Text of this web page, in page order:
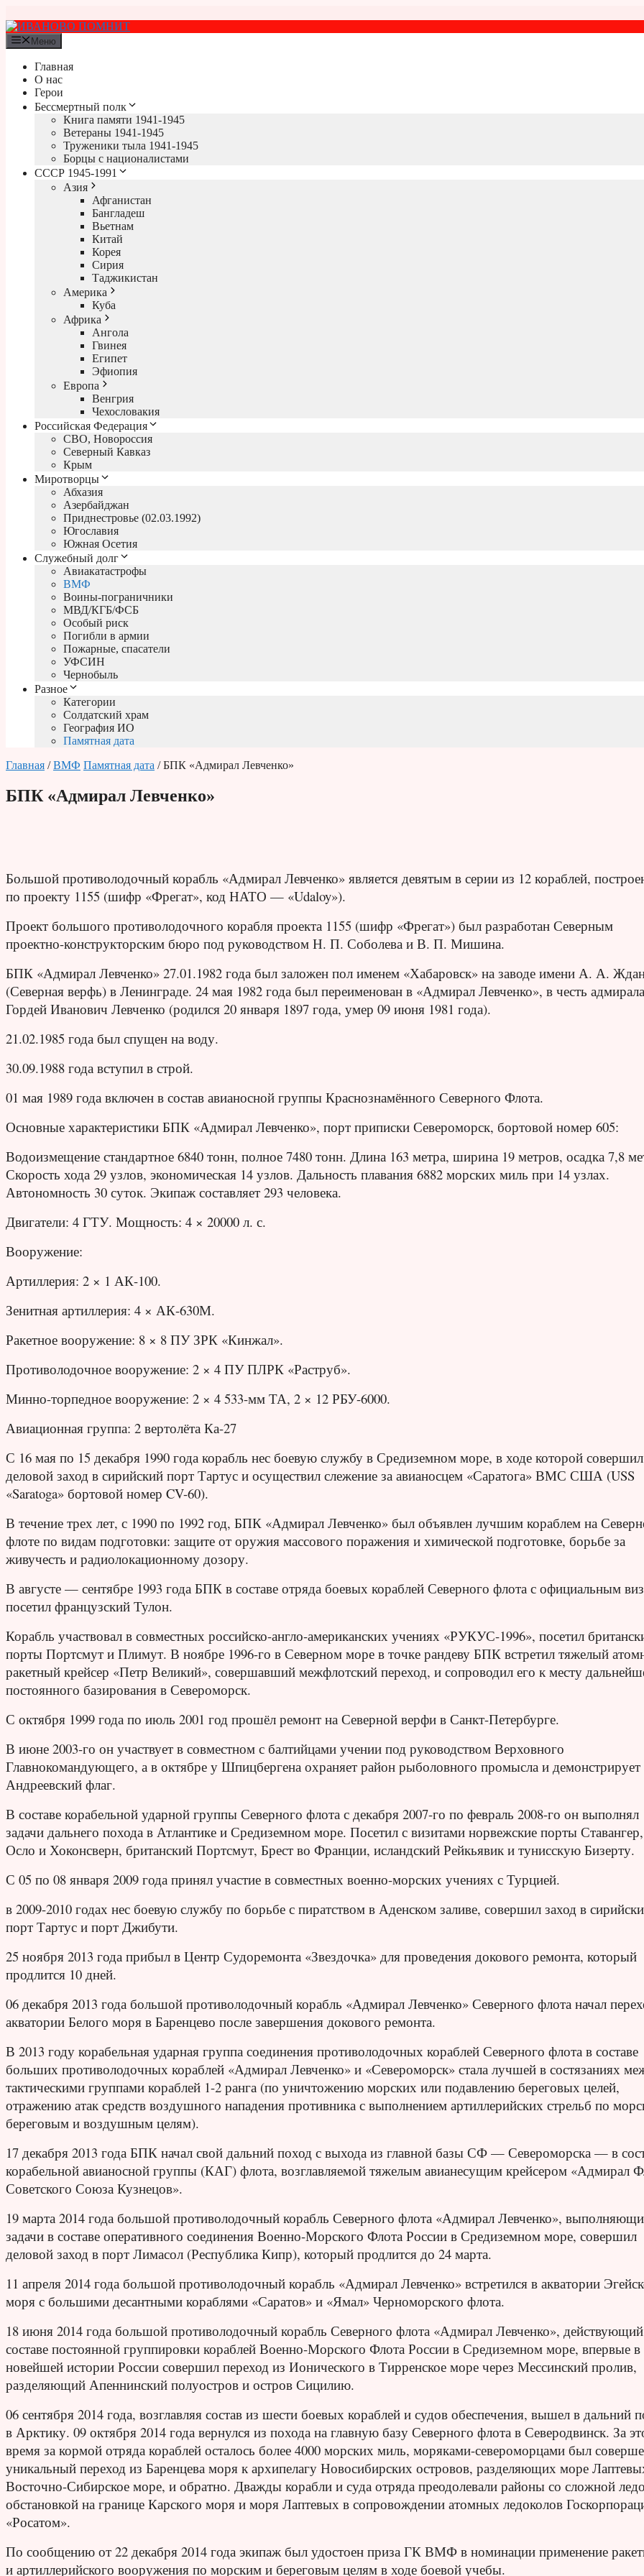
к
содержимому
Меню
Главная
О нас
Герои
Бессмертный полк
Книга памяти 1941-1945
Ветераны 1941-1945
Труженики тыла 1941-1945
Борцы с националистами
СССР 1945-1991
Азия
Афганистан
Бангладеш
Вьетнам
Китай
Корея
Сирия
Таджикистан
Америка
Куба
Африка
Ангола
Гвинея
Египет
Эфиопия
Европа
Венгрия
Чехословакия
Российская Федерация
СВО, Новороссия
Северный Кавказ
Крым
Миротворцы
Абхазия
Азербайджан
Приднестровье (02.03.1992)
Югославия
Южная Осетия
Служебный долг
Авиакатастрофы
ВМФ
Воины-пограничники
МВД/КГБ/ФСБ
Особый риск
Погибли в армии
Пожарные, спасатели
УФСИН
Чернобыль
Разное
Категории
Солдатский храм
География ИО
Памятная дата
Главная /ВМФ Памятная дата / БПК «Адмирал Левченко»
БПК «Адмирал Левченко»
Большой противолодочный корабль «Адмирал Левченко» является девятым в серии из 12 кораблей,
по проекту 1155 (шифр «Фрегат», код НАТО — «Udaloy»).
Проект большого противолодочного корабля проекта 1155 (шифр «Фрегат») был разработан Северным
проектно-конструкторским бюро под руководством Н. П. Соболева и В. П. Мишина.
БПК «Адмирал Левченко» 27.01.1982 года был заложен пол именем «Хабаровск» на заводе имени А. А.
(Северная верфь) в Ленинграде. 24 мая 1982 года был переименован в «Адмирал Левченко», в честь
Гордей Иванович Левченко (родился 20 января 1897 года, умер 09 июня 1981 года).
21.02.1985 года был спущен на воду.
30.09.1988 года вступил в строй.
01 мая 1989 года включен в состав авианосной группы Краснознамённого Северного Флота.
Основные характеристики БПК «Адмирал Левченко», порт приписки Североморск, бортовой номер 605:
Водоизмещение стандартное 6840 тонн, полное 7480 тонн. Длина 163 метра, ширина 19 метров, осадка 7,8
Скорость хода 29 узлов, экономическая 14 узлов. Дальность плавания 6882 морских миль при 14 узлах.
Автономность 30 суток. Экипаж составляет 293 человека.
Двигатели: 4 ГТУ. Мощность: 4 × 20000 л. с.
Вооружение:
Артиллерия: 2 × 1 АК-100.
Зенитная артиллерия: 4 × АК-630М.
Ракетное вооружение: 8 × 8 ПУ ЗРК «Кинжал».
Противолодочное вооружение: 2 × 4 ПУ ПЛРК «Раструб».
Минно-торпедное вооружение: 2 × 4 533-мм ТА, 2 × 12 РБУ-6000.
Авиационная группа: 2 вертолёта Ка-27
С 16 мая по 15 декабря 1990 года корабль нес боевую службу в Средиземном море, в ходе которой совершил
деловой заход в сирийский порт Тартус и осуществил слежение за авианосцем «Саратога» ВМС США (USS
«Saratoga» бортовой номер CV-60).
В течение трех лет, с 1990 по 1992 год, БПК «Адмирал Левченко» был объявлен лучшим кораблем на
флоте по видам подготовки: защите от оружия массового поражения и химической подготовке, борьбе за
живучесть и радиолокационному дозору.
В августе — сентябре 1993 года БПК в составе отряда боевых кораблей Северного флота с официальным
посетил французский Тулон.
Корабль участвовал в совместных российско-англо-американских учениях «РУКУС-1996», посетил
порты Портсмут и Плимут. В ноябре 1996-го в Северном море в точке рандеву БПК встретил тяжелый
ракетный крейсер «Петр Великий», совершавший межфлотский переход, и сопроводил его к месту
постоянного базирования в Североморск.
С октября 1999 года по июль 2001 год прошёл ремонт на Северной верфи в Санкт-Петербурге.
В июне 2003-го он участвует в совместном с балтийцами учении под руководством Верховного
Главнокомандующего, а в октябре у Шпицбергена охраняет район рыболовного промысла и демонстрирует
Андреевский флаг.
В составе корабельной ударной группы Северного флота с декабря 2007-го по февраль 2008-го он выполнял
задачи дальнего похода в Атлантике и Средиземном море. Посетил с визитами норвежские порты Ставангер,
Осло и Хоконсверн, британский Портсмут, Брест во Франции, исландский Рейкьявик и тунисскую Бизерту.
С 05 по 08 января 2009 года принял участие в совместных военно-морских учениях с Турцией.
в 2009-2010 годах нес боевую службу по борьбе с пиратством в Аденском заливе, совершил заход в
порт Тартус и порт Джибути.
25 ноября 2013 года прибыл в Центр Судоремонта «Звездочка» для проведения докового ремонта, который
продлится 10 дней.
06 декабря 2013 года большой противолодочный корабль «Адмирал Левченко» Северного флота начал
акватории Белого моря в Баренцево после завершения докового ремонта.
В 2013 году корабельная ударная группа соединения противолодочных кораблей Северного флота в составе
больших противолодочных кораблей «Адмирал Левченко» и «Североморск» стала лучшей в состязаниях
тактическими группами кораблей 1-2 ранга (по уничтожению морских или подавлению береговых целей,
отражению атак средств воздушного нападения противника с выполнением артиллерийских стрельб по
береговым и воздушным целям).
17 декабря 2013 года БПК начал свой дальний поход с выхода из главной базы СФ — Североморска — в
корабельной авианосной группы (КАГ) флота, возглавляемой тяжелым авианесущим крейсером «Адмирал
Советского Союза Кузнецов».
19 марта 2014 года большой противолодочный корабль Северного флота «Адмирал Левченко»,
задачи в составе оперативного соединения Военно-Морского Флота России в Средиземном море, совершил
деловой заход в порт Лимасол (Республика Кипр), который продлится до 24 марта.
11 апреля 2014 года большой противолодочный корабль «Адмирал Левченко» встретился в акватории
моря с большими десантными кораблями «Саратов» и «Ямал» Черноморского флота.
18 июня 2014 года большой противолодочный корабль Северного флота «Адмирал Левченко»,
составе постоянной группировки кораблей Военно-Морского Флота России в Средиземном море, впервые в
новейшей истории России совершил переход из Ионического в Тирренское море через Мессинский пролив,
разделяющий Апеннинский полуостров и остров Сицилию.
06 сентября 2014 года, возглавляя состав из шести боевых кораблей и судов обеспечения, вышел в дальний
в Арктику. 09 октября 2014 года вернулся из похода на главную базу Северного флота в Северодвинск. За
время за кормой отряда кораблей осталось более 4000 морских миль, моряками-североморцами был
уникальный переход из Баренцева моря к архипелагу Новосибирских островов, разделяющих море
Восточно-Сибирское море, и обратно. Дважды корабли и суда отряда преодолевали районы со сложной
обстановкой на границе Карского моря и моря Лаптевых в сопровождении атомных ледоколов
«Росатом».
По сообщению от 22 декабря 2014 года экипаж был удостоен приза ГК ВМФ в номинации применение
и артиллерийского вооружения по морским и береговым целям в ходе боевой учебы.